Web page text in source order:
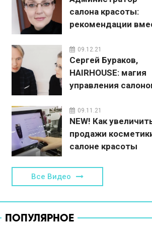
салона красоты:
рекомендации
09.12.21
Сергей Бураков,
HAIRHOUSE: магия
управления
09.11.21
NEW! Как
продажи
салоне красоты
Все Видео
ПОПУЛЯРНОЕ